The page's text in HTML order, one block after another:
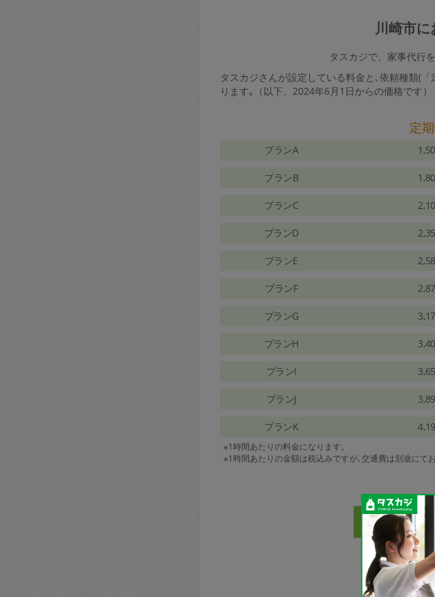
川崎市
タスカジで、家事代行
タスカジさんが設定している料金と､依頼種類(
ります｡（以下、2024年6月1日からの価格です）
定
プランA
プランB
プランC
プランD
プランE
プランF
プランG
プランH
プランI
プランJ
プランK
※1時間あたりの料金になります。
※1時間あたりの金額は税込みですが､交通費は別途にて